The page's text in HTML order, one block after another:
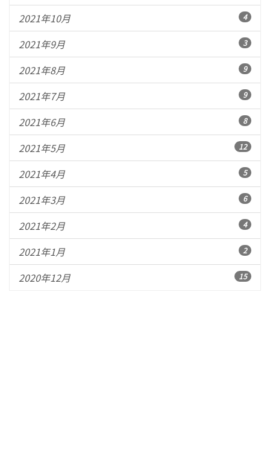
2021年10月 4
2021年9月 3
2021年8月 9
2021年7月 9
2021年6月 8
2021年5月 12
2021年4月 5
2021年3月 6
2021年2月 4
2021年1月 2
2020年12月 15